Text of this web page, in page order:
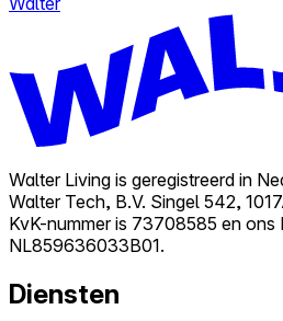
Walter Living is geregistreerd in
Walter Tech, B.V. Singel 542,
KvK-nummer is 73708585 en ons
NL859636033B01.
Diensten